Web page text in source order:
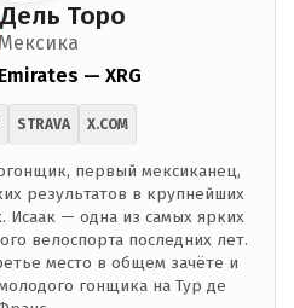
Торо
Мексика
— XRG
STRAVA X.COM
первый мексиканец,
результатов в крупнейших
Исаак — одна из самых ярких
велоспорта последних лет.
место в общем зачёте и
гонщика на Тур де